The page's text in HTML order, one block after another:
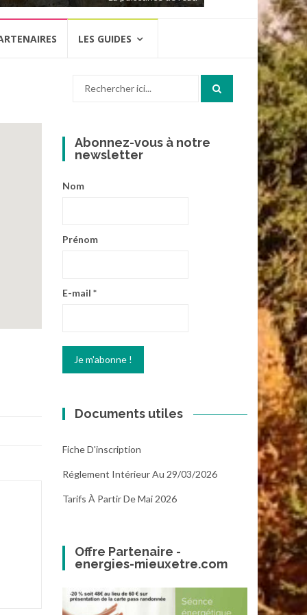
LES GUIDES
Abonnez-vous à notre
newsletter
Nom
Prénom
E-mail *
Documents utiles
Fiche D'inscription
Réglement Intérieur Au 29/03/2026
Tarifs À Partir De Mai 2026
Offre Partenaire -
energies-mieuxetre.com